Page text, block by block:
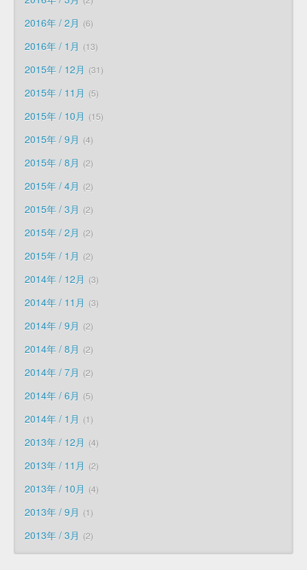
2016年 / 2月 6
2016年 / 1月 13
2015年 / 12月 31
2015年 / 11月 5
2015年 / 10月 15
2015年 / 9月 4
2015年 / 8月 2
2015年 / 4月 2
2015年 / 3月 2
2015年 / 2月 2
2015年 / 1月 2
2014年 / 12月 3
2014年 / 11月 3
2014年 / 9月 2
2014年 / 8月 2
2014年 / 7月 2
2014年 / 6月 5
2014年 / 1月 1
2013年 / 12月 4
2013年 / 11月 2
2013年 / 10月 4
2013年 / 9月 1
2013年 / 3月 2